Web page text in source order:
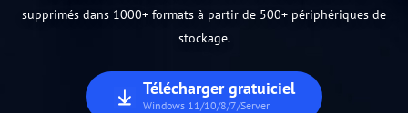
supprimés dans 1000+ formats à partir de 500+ périphériques de
stockage.
Télécharger gratuiciel
Windows 11/10/8/7/Server